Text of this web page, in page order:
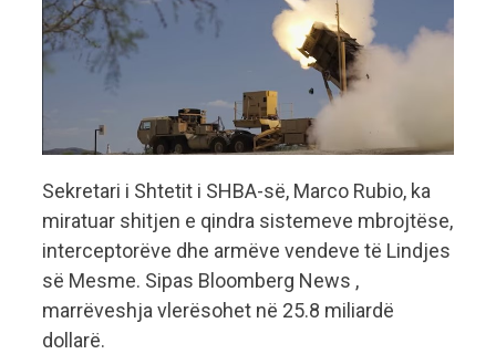
Sekretari i Shtetit i SHBA-së, Marco Rubio, ka
miratuar shitjen e qindra sistemeve mbrojtëse,
interceptorëve dhe armëve vendeve të Lindjes
së Mesme. Sipas Bloomberg News ,
marrëveshja vlerësohet në 25.8 miliardë
dollarë.